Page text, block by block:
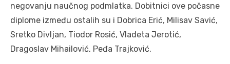
negovanju naučnog podmlatka. Dobitnici ove počasne
diplome između ostalih su i Dobrica Erić, Milisav Savić,
Sretko Divljan, Tiodor Rosić, Vladeta Jerotić,
Dragoslav Mihailović, Peđa Trajković.